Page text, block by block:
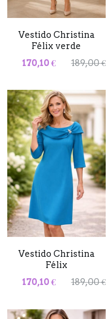
Vestido Christina
Félix verde
170,10 €
189,00 €
Vestido Christina
Félix
170,10 €
189,00 €